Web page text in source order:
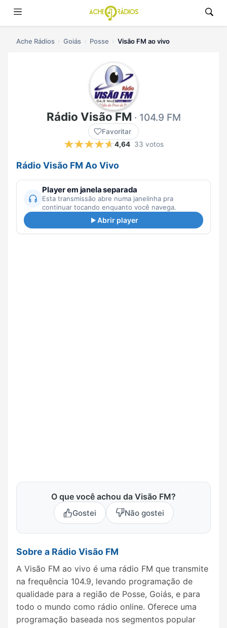
Ache Rádios Goiás Posse Visão FM ao vivo
Rádio Visão FM · 104.9 FM
Favoritar
4,64 33 votos
Rádio Visão FM Ao Vivo
Player em janela separada
Esta transmissão abre numa janelinha pra
continuar tocando enquanto você navega.
Abrir player
O que você achou da Visão FM?
Gostei Não gostei
Sobre a Rádio Visão FM
A Visão FM ao vivo é uma rádio FM que transmite
na frequência 104.9, levando programação de
qualidade para a região de Posse, Goiás, e para
todo o mundo como rádio online. Oferece uma
programação baseada nos segmentos popular